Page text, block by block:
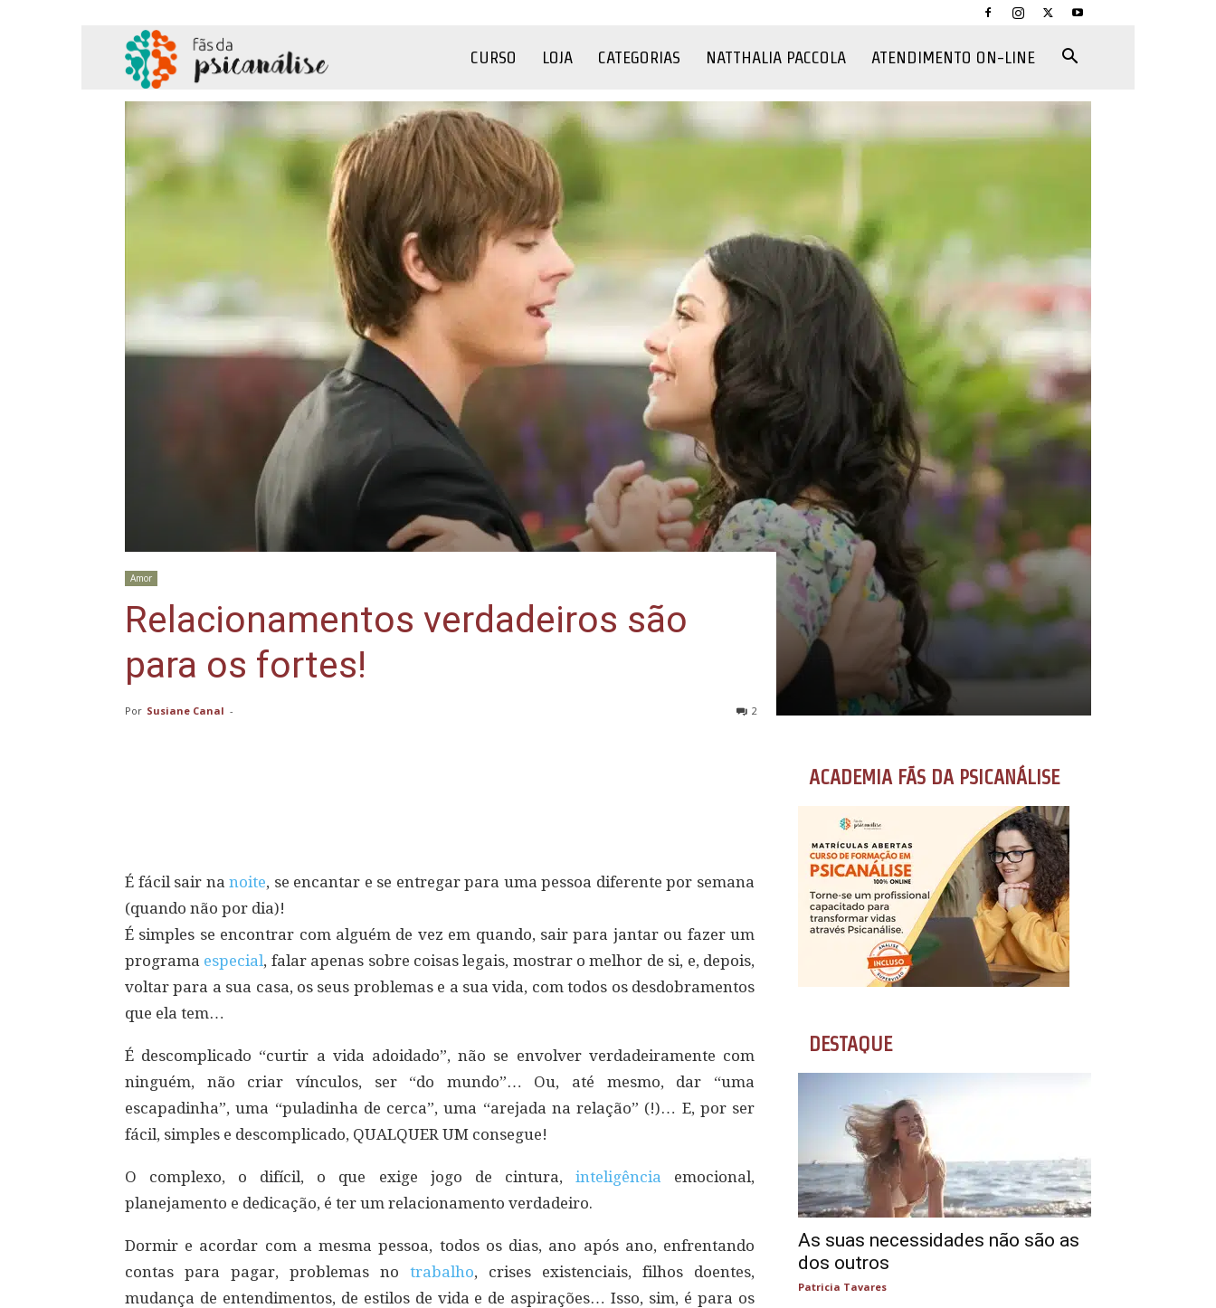
Psicanálise
CURSO LOJA CATEGORIAS NATTHALIA PACCOLA ATENDIMENTO ON-LINE
Amor
Relacionamentos verdadeiros são
para os fortes!
Por Susiane Canal - 2
É fácil sair nanoite, se encantar e se entregar para uma pessoa diferente por semana
(quando não por dia)!
É simples se encontrar com alguém de vez em quando, sair para jantar ou fazer um
programa especial, falar apenas sobre coisas legais, mostrar o melhor de si, e, depois,
voltar para a sua casa, os seus problemas e a sua vida, com todos os desdobramentos
que ela tem…
É descomplicado “curtir a vida adoidado”, não se envolver verdadeiramente com
ninguém, não criar vínculos, ser “do mundo”… Ou, até mesmo, dar “uma
escapadinha”, uma “puladinha de cerca”, uma “arejada na relação” (!)… E, por ser
fácil, simples e descomplicado, QUALQUER UM consegue!
O complexo, o difícil, o que exige jogo de cintura, inteligência emocional,
planejamento e dedicação, é ter um relacionamento verdadeiro.
Dormir e acordar com a mesma pessoa, todos os dias, ano após ano, enfrentando
contas para pagar, problemas no trabalho, crises existenciais, filhos doentes,
mudança de entendimentos, de estilos de vida e de aspirações… Isso, sim, é para os
ACADEMIA FÃS DA PSICANÁLISE
DESTAQUE
As suas necessidades não são as
dos outros
Patricia Tavares